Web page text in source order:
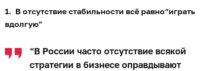
1. В отсутствие стабильности всё равно“играть
вдолгую”
“В России часто отсутствие всякой
стратегии в бизнесе оправдывают